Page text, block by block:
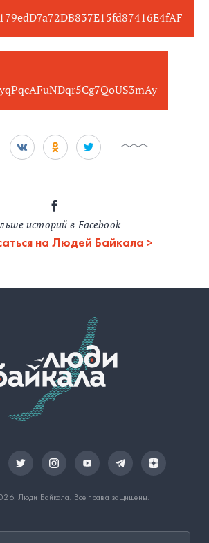
историй в Facebook
на Людей Байкала
Люди Байкала . Все права защищены.